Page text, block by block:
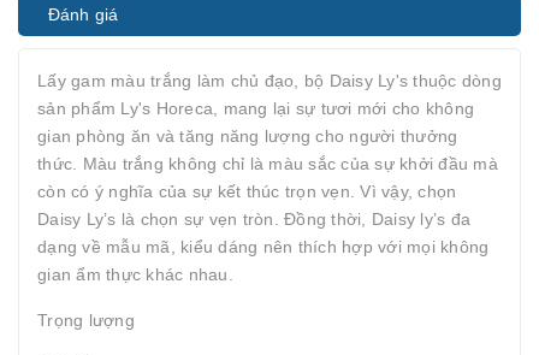
Đánh giá
Lấy gam màu trắng làm chủ đạo, bộ Daisy Ly's thuộc dòng
sản phẩm Ly's Horeca, mang lại sự tươi mới cho không
gian phòng ăn và tăng năng lượng cho người thưởng
thức. Màu trắng không chỉ là màu sắc của sự khởi đầu mà
còn có ý nghĩa của sự kết thúc trọn vẹn. Vì vậy, chọn
Daisy Ly’s là chọn sự vẹn tròn. Đồng thời, Daisy ly’s đa
dạng về mẫu mã, kiểu dáng nên thích hợp với mọi không
gian ẩm thực khác nhau.
Trọng lượng